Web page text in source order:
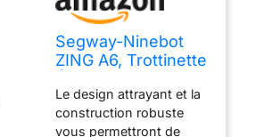
Segway-Ninebot
ZING A6, Trottinette
enfants et
adolescents, max.
Le design attrayant et la
construction robuste
vous permettront de